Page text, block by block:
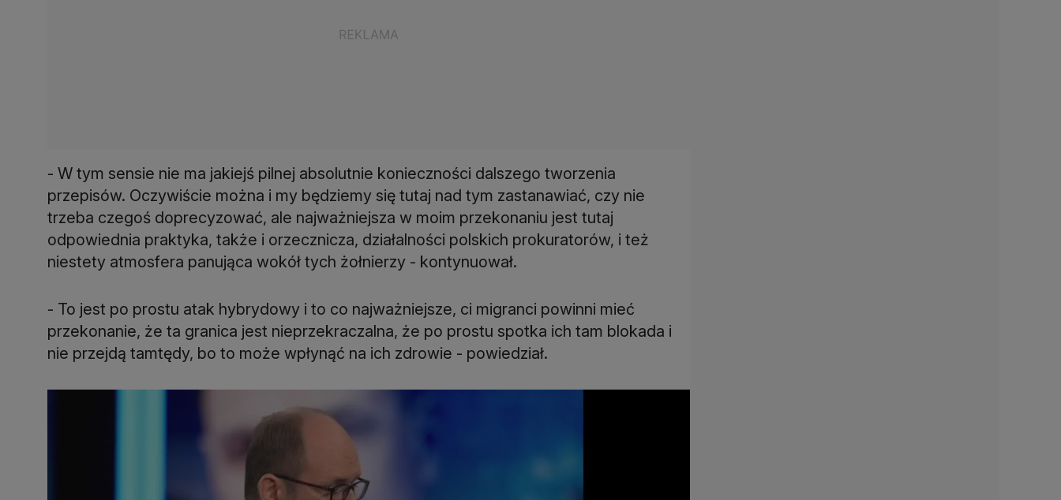
- W tym sensie nie ma jakiejś pilnej absolutnie konieczności dalszego tworzenia
przepisów. Oczywiście można i my będziemy się tutaj nad tym zastanawiać, czy nie
trzeba czegoś doprecyzować, ale najważniejsza w moim przekonaniu jest tutaj
odpowiednia praktyka, także i orzecznicza, działalności polskich prokuratorów, i też
niestety atmosfera panująca wokół tych żołnierzy - kontynuował.
- To jest po prostu atak hybrydowy i to co najważniejsze, ci migranci powinni mieć
przekonanie, że ta granica jest nieprzekraczalna, że po prostu spotka ich tam blokada i
nie przejdą tamtędy, bo to może wpłynąć na ich zdrowie - powiedział.